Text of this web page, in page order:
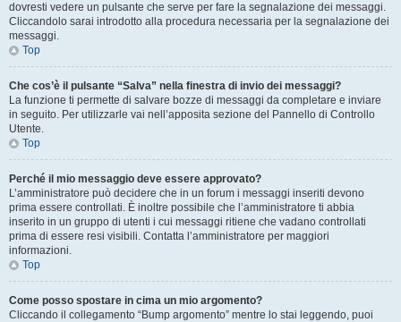
dovresti vedere un pulsante che serve per fare la segnalazione dei messaggi.
Cliccandolo sarai introdotto alla procedura necessaria per la segnalazione dei
messaggi.
Top
Che cos’è il pulsante “Salva” nella finestra di invio dei messaggi?
La funzione ti permette di salvare bozze di messaggi da completare e inviare
in seguito. Per utilizzarle vai nell’apposita sezione del Pannello di Controllo
Utente.
Top
Perché il mio messaggio deve essere approvato?
L’amministratore può decidere che in un forum i messaggi inseriti devono
prima essere controllati. È inoltre possibile che l’amministratore ti abbia
inserito in un gruppo di utenti i cui messaggi ritiene che vadano controllati
prima di essere resi visibili. Contatta l’amministratore per maggiori
informazioni.
Top
Come posso spostare in cima un mio argomento?
Cliccando il collegamento “Bump argomento” mentre lo stai leggendo, puoi